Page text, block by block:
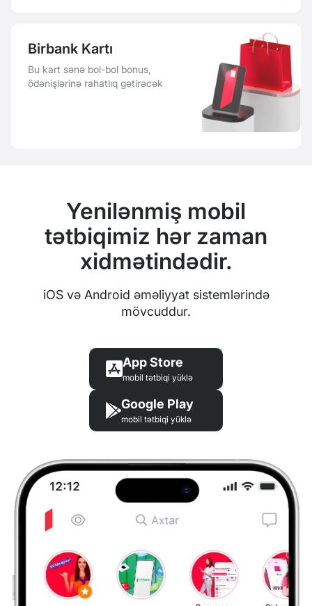
Birbank Kartı
Bu kart sənə bol-bol bonus,
ödənişlərinə rahatlıq gətirəcək
Yenilənmiş mobil
tətbiqimiz hər zaman
xidmətindədir.
iOS və Android əməliyyat sistemlərində
mövcuddur.
App Store
mobil tətbiqi yüklə
Google Play
mobil tətbiqi yüklə